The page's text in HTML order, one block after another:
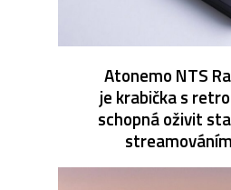
Atonemo NTS
je krabička s
schopná oživit